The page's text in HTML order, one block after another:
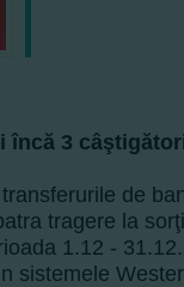
încă 3
de
tragere la
1.12 -
sistemele